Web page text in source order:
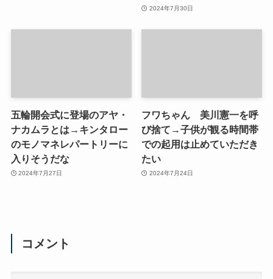
2024年7月30日
五輪開会式に登場のアヤ・
ナカムラとは→キンタロー
のモノマネレパートリーに
入りそうだな
2024年7月27日
フワちゃん 美川憲一を呼
び捨て→子供が観る時間帯
での起用は止めていただき
たい
2024年7月24日
コメント